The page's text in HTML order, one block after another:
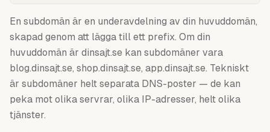
En subdomän är en underavdelning av din huvuddomän,
skapad genom att lägga till ett prefix. Om din
huvuddomän är dinsajt.se kan subdomäner vara
blog.dinsajt.se, shop.dinsajt.se, app.dinsajt.se. Tekniskt
är subdomäner helt separata DNS-poster — de kan
peka mot olika servrar, olika IP-adresser, helt olika
tjänster.